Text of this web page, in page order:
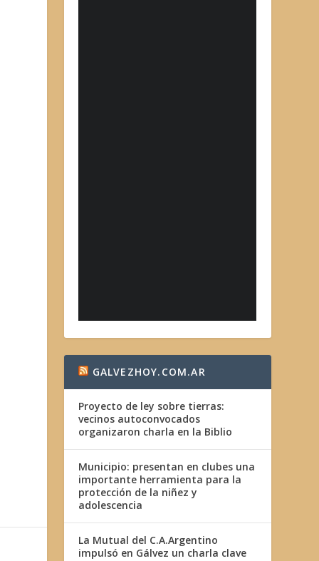
GALVEZHOY.COM.AR
Proyecto de ley sobre tierras:
vecinos autoconvocados
organizaron charla en la Biblio
Municipio: presentan en clubes una
importante herramienta para la
protección de la niñez y
adolescencia
La Mutual del C.A.Argentino
impulsó en Gálvez un charla clave